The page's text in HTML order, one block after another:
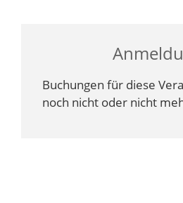
Buchungen für diese
noch nicht oder nicht